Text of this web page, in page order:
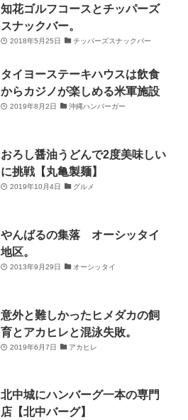
知花ゴルフコースとチッパーズ
スナックバー。
2018年5月25日 チッパーズスナックバー
タイヨーステーキハウスは飲食
からカジノが楽しめる米軍施設
2019年8月2日 沖縄ハンバーガー
おろし醤油うどんで2度美味しい
に挑戦【丸亀製麺】
2019年10月4日 グルメ
やんばるの集落 オーシッタイ
地区。
2013年9月29日 オーシッタイ
意外と難しかったヒメダカの飼
育とアカヒレと混泳失敗。
2019年6月7日 アカヒレ
北中城にハンバーグ一本の専門
店【北中バーグ】